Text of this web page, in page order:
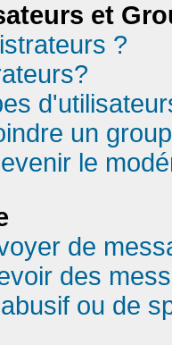
et
?
un
le
de
des
ou de